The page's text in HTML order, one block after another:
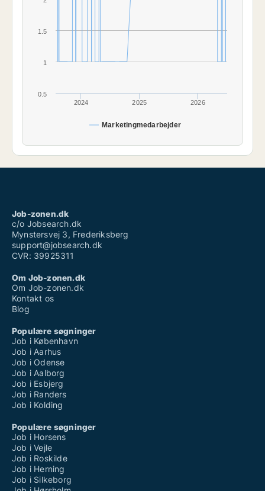
Marketingmedarbejder
2024 2025 2026
0.5
1
1.5
Job-zonen.dk
c/o Jobsearch.dk
Mynstersvej 3, Frederiksberg
support@jobsearch.dk
CVR: 39925311
Om Job-zonen.dk
Om Job-zonen.dk
Kontakt os
Blog
Populære søgninger
Job i København
Job i Aarhus
Job i Odense
Job i Aalborg
Job i Esbjerg
Job i Randers
Job i Kolding
Populære søgninger
Job i Horsens
Job i Vejle
Job i Roskilde
Job i Herning
Job i Silkeborg